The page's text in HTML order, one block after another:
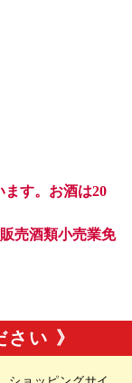
い 》
ショッピングサイ